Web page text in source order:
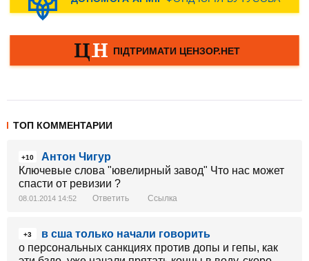
ТОП КОММЕНТАРИИ
+10
Антон Чигур
Ключевые слова "ювелирный завод" Что нас может
спасти от ревизии ?
08.01.2014 14:52 Ответить Ссылка
+3
в сша только начали говорить
о персональных санкциях против допы и гепы, как